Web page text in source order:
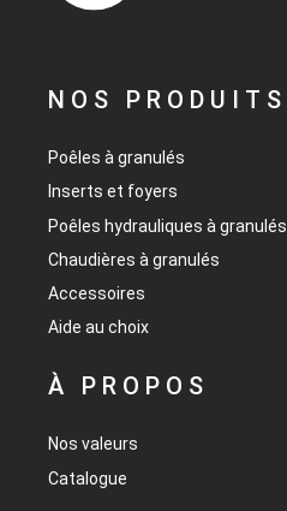
NOS PRODUITS
Poêles à granulés
Inserts et foyers
Poêles hydrauliques à granulés
Chaudières à granulés
Accessoires
Aide au choix
À PROPOS
Nos valeurs
Catalogue